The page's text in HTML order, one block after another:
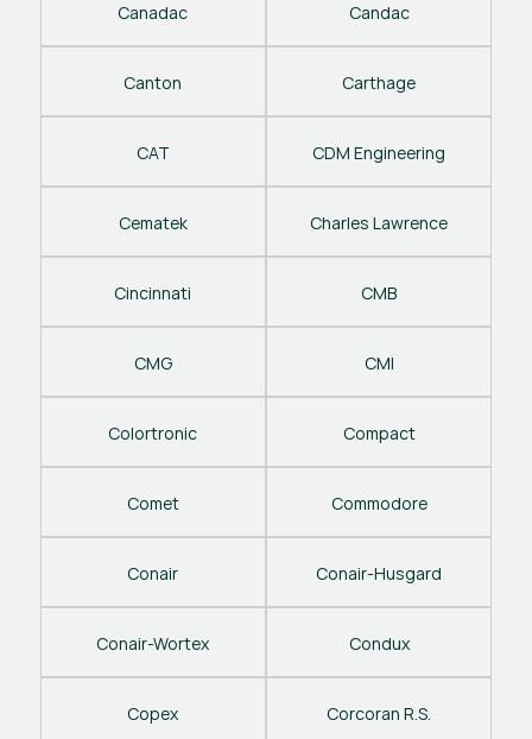
Canadac Candac
Canton Carthage
CAT CDM Engineering
Cematek Charles Lawrence
Cincinnati CMB
CMG CMI
Colortronic Compact
Comet Commodore
Conair Conair-Husgard
Conair-Wortex Condux
Copex Corcoran R.S.